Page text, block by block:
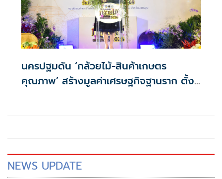
นครปฐมดัน ‘กล้วยไม้-สินค้าเกษตร
คุณภาพ’ สร้างมูลค่าเศรษฐกิจฐานราก ตั้ง
NEWS UPDATE